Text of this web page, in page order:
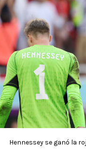
Hennessey se ganó la